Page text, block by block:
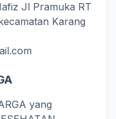
Jl Pramuka RT
Karang
yang